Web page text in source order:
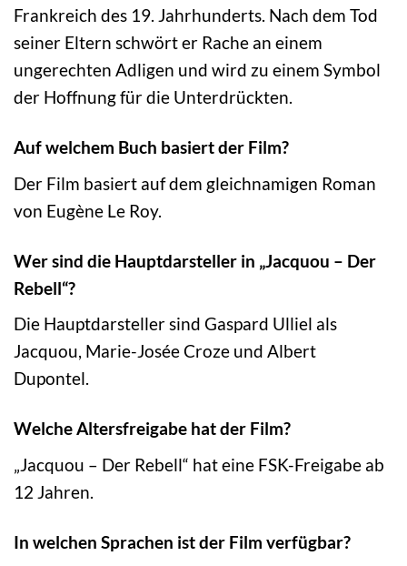
Frankreich des 19. Jahrhunderts. Nach dem Tod
seiner Eltern schwört er Rache an einem
ungerechten Adligen und wird zu einem Symbol
der Hoffnung für die Unterdrückten.
Auf welchem Buch basiert der Film?
Der Film basiert auf dem gleichnamigen Roman
von Eugène Le Roy.
Wer sind die Hauptdarsteller in „Jacquou – Der
Rebell“?
Die Hauptdarsteller sind Gaspard Ulliel als
Jacquou, Marie-Josée Croze und Albert
Dupontel.
Welche Altersfreigabe hat der Film?
„Jacquou – Der Rebell“ hat eine FSK-Freigabe ab
12 Jahren.
In welchen Sprachen ist der Film verfügbar?